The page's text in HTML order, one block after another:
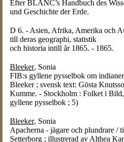
Efter BLANC’s Handbuch des
und Geschichte der Erde.
D 6. - Asien, Afrika, Amerika och
till deras geographi, statistik
och historia intill år 1865. - 1865.
Bleeker, Sonia
FIB:s gyllene pysselbok om
Bleeker ; svensk text: Gösta
Kumme. - Stockholm : Folket i
gyllene pysselbok ; 5)
Bleeker, Sonia
Apacherna - jägare och plundrare /
Setterborg ; illustrerad av Althea